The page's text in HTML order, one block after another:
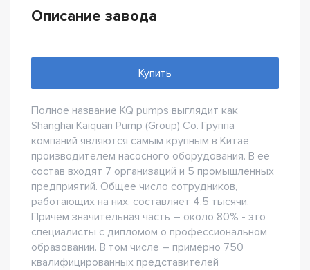
Описание завода
Купить
Полное название KQ pumps выглядит как
Shanghai Kaiquan Pump (Group) Со. Группа
компаний являются самым крупным в Китае
производителем насосного оборудования. В ее
состав входят 7 организаций и 5 промышленных
предприятий. Общее число сотрудников,
работающих на них, составляет 4,5 тысячи.
Причем значительная часть – около 80% - это
специалисты с дипломом о профессиональном
образовании. В том числе – примерно 750
квалифицированных представителей